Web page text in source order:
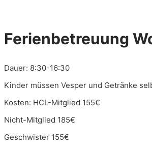
Ferienbetreuung
Dauer: 8:30-16:30
Kinder müssen Vesper und Getränke
Kosten: HCL-Mitglied 155€
Nicht-Mitglied 185€
Geschwister 155€